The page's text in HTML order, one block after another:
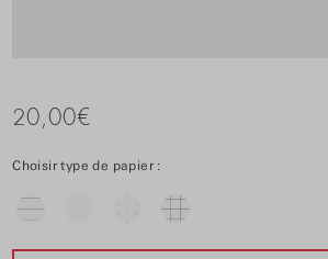
20,00€
Choisir type de papier :